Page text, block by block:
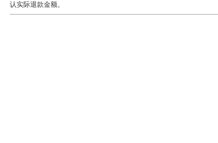
认实际退款金额。